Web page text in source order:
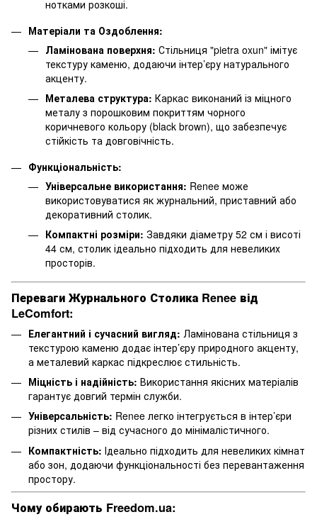
нотками розкоші.
Матеріали та Оздоблення:
Ламінована поверхня: Стільниця "pietra oxun" імітує
текстуру каменю, додаючи інтер’єру натурального
акценту.
Металева структура: Каркас виконаний із міцного
металу з порошковим покриттям чорного
коричневого кольору (black brown), що забезпечує
стійкість та довговічність.
Функціональність:
Універсальне використання: Renee може
використовуватися як журнальний, приставний або
декоративний столик.
Компактні розміри: Завдяки діаметру 52 см і висоті
44 см, столик ідеально підходить для невеликих
просторів.
Переваги Журнального Столика Renee від
LeComfort:
Елегантний і сучасний вигляд: Ламінована стільниця з
текстурою каменю додає інтер’єру природного акценту,
а металевий каркас підкреслює стильність.
Міцність і надійність: Використання якісних матеріалів
гарантує довгий термін служби.
Універсальність: Renee легко інтегрується в інтер’єри
різних стилів – від сучасного до мінімалістичного.
Компактність: Ідеально підходить для невеликих кімнат
або зон, додаючи функціональності без перевантаження
простору.
Чому обирають Freedom.ua: